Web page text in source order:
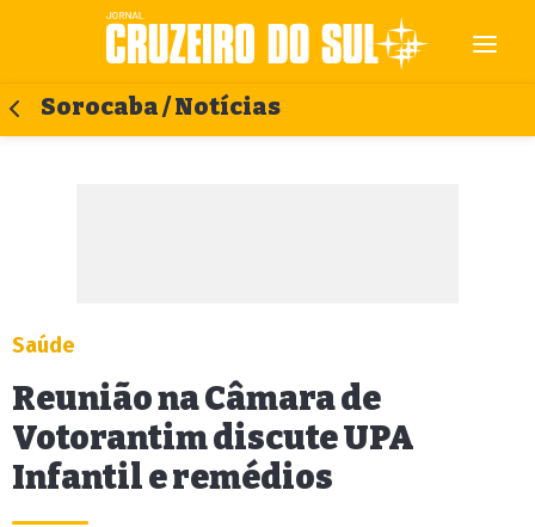
Sorocaba / Notícias
Saúde
Reunião na Câmara de
Votorantim discute UPA
Infantil e remédios